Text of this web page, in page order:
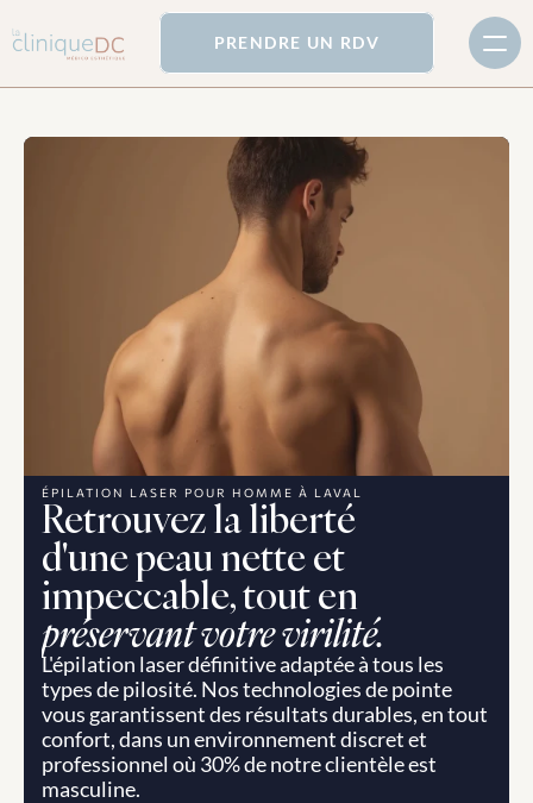
PRENDRE UN RDV
ÉPILATION LASER POUR HOMME À LAVAL
Retrouvez la liberté
d'une peau nette et
préservant votre virilité.
L'épilation laser définitive adaptée à tous les
types de pilosité. Nos technologies de pointe
vous garantissent des résultats durables, en tout
confort, dans un environnement discret et
professionnel où 30% de notre clientèle est
masculine.